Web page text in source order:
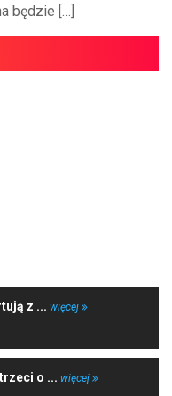
będzie […]
z ... więcej
o ... więcej